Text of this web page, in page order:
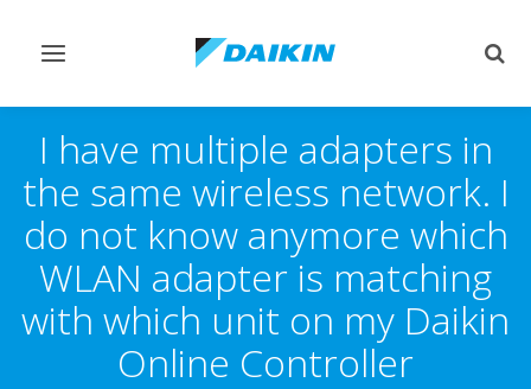
Переключить
I have multiple adapters in
the same wireless network. I
do not know anymore which
WLAN adapter is matching
with which unit on my Daikin
Online Controller